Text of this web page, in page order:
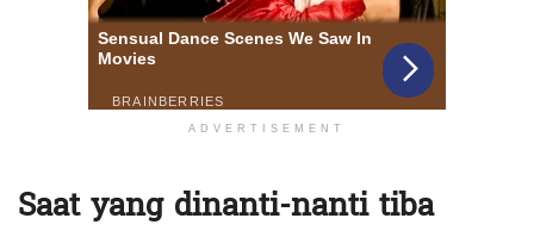
ADVERTISEMENT
Saat yang dinanti-nanti tiba